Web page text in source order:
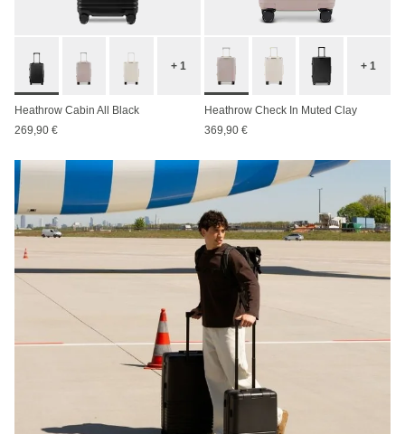
+ 1
Heathrow Cabin All Black
269,90 €
+ 1
Heathrow Check In Muted Clay
369,90 €